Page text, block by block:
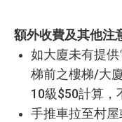
額外收費及其他注
如大廈未有提
梯前之樓梯/大
10級$50計算，
手推車拉至村